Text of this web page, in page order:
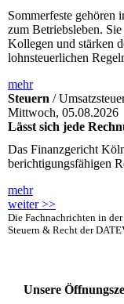
Sommerfeste gehören
zum Betriebsleben.
Kollegen und stärken
lohnsteuerlichen
mehr
Steuern /
Mittwoch, 05.08.2026
Lässt sich jede
Das Finanzgericht
berichtigungsfähigen
mehr
weiter >>
Die Fachnachrichten in
Steuern & Recht der
Unsere